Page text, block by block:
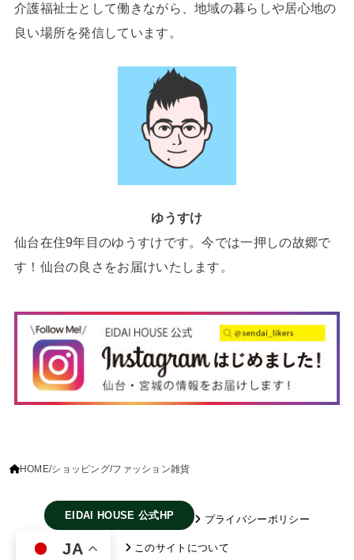
介護福祉士として働きながら、地域の暮らしや居心地の
良い場所を発信しています。
ゆうすけ
仙台在住9年目のゆうすけです。今では一押しの故郷で
す！仙台の良さをお届けいたします。
HOME ショッピング ファッション雑貨
EIDAI HOUSE 公式HP プライバシーポリシー
このサイトについて
JA